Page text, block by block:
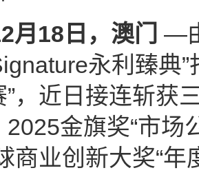
月 18 日，澳门 —
永利臻
，近日接连斩获
金旗奖“市场
商业创新大奖“